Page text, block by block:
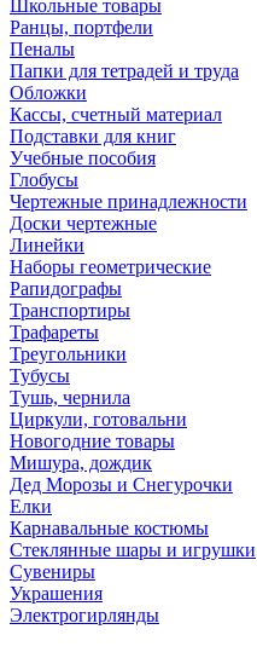
Школьные товары
Ранцы, портфели
Пеналы
Папки для тетрадей и труда
Обложки
Кассы, счетный материал
Подставки для книг
Учебные пособия
Глобусы
Чертежные принадлежности
Доски чертежные
Линейки
Наборы геометрические
Рапидографы
Транспортиры
Трафареты
Треугольники
Тубусы
Тушь, чернила
Циркули, готовальни
Новогодние товары
Мишура, дождик
Дед Морозы и Снегурочки
Елки
Карнавальные костюмы
Стеклянные шары и игрушки
Сувениры
Украшения
Электрогирлянды